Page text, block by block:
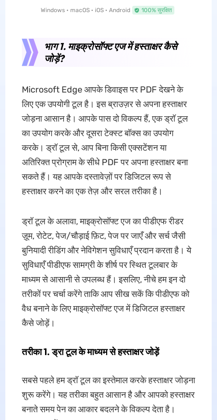
Windows • macOS • iOS • Android 100% सुरक्षित
भाग 1. माइक्रोसॉफ्ट एज में हस्ताक्षर कैसे
जोड़ें?
Microsoft Edge आपके डिवाइस पर PDF देखने के
लिए एक उपयोगी टूल है। इस ब्राउज़र से अपना हस्ताक्षर
जोड़ना आसान है। आपके पास दो विकल्प हैं, एक ड्रॉ टूल
का उपयोग करके और दूसरा टेक्स्ट बॉक्स का उपयोग
करके। ड्रॉ टूल से, आप बिना किसी एक्सटेंशन या
अतिरिक्त प्रोग्राम के सीधे PDF पर अपना हस्ताक्षर बना
सकते हैं। यह आपके दस्तावेज़ों पर डिजिटल रूप से
हस्ताक्षर करने का एक तेज़ और सरल तरीका है।
ड्रॉ टूल के अलावा, माइक्रोसॉफ्ट एज का पीडीएफ रीडर
ज़ूम, रोटेट, पेज/चौड़ाई फ़िट, पेज पर जाएँ और सर्च जैसी
बुनियादी रीडिंग और नेविगेशन सुविधाएँ प्रदान करता है। ये
सुविधाएँ पीडीएफ सामग्री के शीर्ष पर स्थित टूलबार के
माध्यम से आसानी से उपलब्ध हैं। इसलिए, नीचे हम इन दो
तरीकों पर चर्चा करेंगे ताकि आप सीख सकें कि पीडीएफ को
वैध बनाने के लिए माइक्रोसॉफ्ट एज में डिजिटल हस्ताक्षर
कैसे जोड़ें।
तरीका 1. ड्रा टूल के माध्यम से हस्ताक्षर जोड़ें
सबसे पहले हम ड्रॉ टूल का इस्तेमाल करके हस्ताक्षर जोड़ना
शुरू करेंगे। यह तरीका बहुत आसान है और आपको हस्ताक्षर
बनाते समय पेन का आकार बदलने के विकल्प देता है।